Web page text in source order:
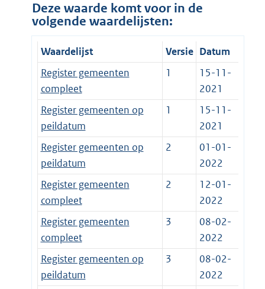
Deze waarde komt voor in de
volgende waardelijsten:
Waardelijst Versie Datum
Register gemeenten
compleet
1
15-11-
2021
Register gemeenten op
peildatum
1
15-11-
2021
Register gemeenten op
peildatum
2
01-01-
2022
Register gemeenten
compleet
2
12-01-
2022
Register gemeenten
compleet
3
08-02-
2022
Register gemeenten op
peildatum
3
08-02-
2022